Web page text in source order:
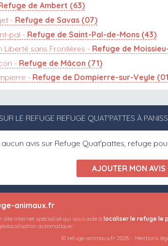
de Ambert (63)
- Refuge de Savas (07)
pal - Refuge de Saint-Pal-de-Mons (43)
Liberté sans Frontières - Refuge de
- Refuge de Mâcon (71)
- Refuge de Dompierre-sur-Veyle
LE REFUGE REFUGE QUAT'PATTES À
avis sur Refuge Quat'pattes, refuge
animaux.fr
site internet spécialisé qui vous aide à localiser le refuge le
automatique !
© refuge-animaux.fr 2026 - Mentions